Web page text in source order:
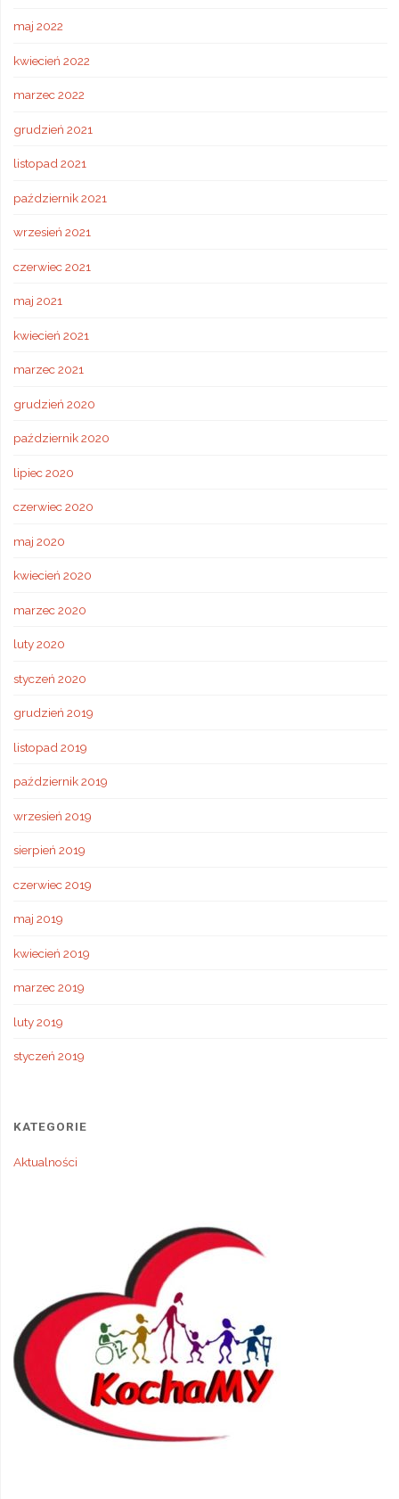
maj 2022
kwiecień 2022
marzec 2022
grudzień 2021
listopad 2021
październik 2021
wrzesień 2021
czerwiec 2021
maj 2021
kwiecień 2021
marzec 2021
grudzień 2020
październik 2020
lipiec 2020
czerwiec 2020
maj 2020
kwiecień 2020
marzec 2020
luty 2020
styczeń 2020
grudzień 2019
listopad 2019
październik 2019
wrzesień 2019
sierpień 2019
czerwiec 2019
maj 2019
kwiecień 2019
marzec 2019
luty 2019
styczeń 2019
KATEGORIE
Aktualności